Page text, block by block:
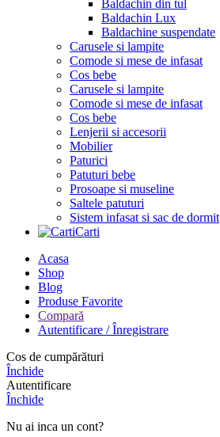
Baldachin din tul
Baldachin Lux
Baldachine suspendate
Carusele si lampite
Comode si mese de infasat
Cos bebe
Carusele si lampite
Comode si mese de infasat
Cos bebe
Lenjerii si accesorii
Mobilier
Paturici
Patuturi bebe
Prosoape si museline
Saltele patuturi
Sistem infasat si sac de dormit
Carti
Acasa
Shop
Blog
Produse Favorite
Compară
Autentificare / Înregistrare
Cos de cumpărături
Închide
Autentificare
Închide
Nu ai inca un cont?